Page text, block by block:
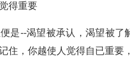
得重要
是--渴望被承认，渴望被
住，你越使人觉得自已重要